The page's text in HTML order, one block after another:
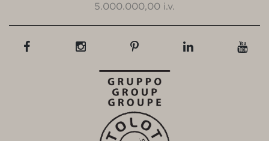
5.000.000,00 i.v.